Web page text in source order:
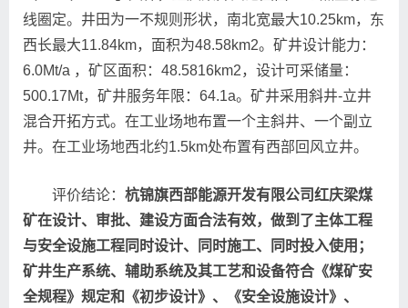
线圈定。井田为一不规则形状，南北宽最大10.25km，东
西长最大11.84km，面积为48.58km2。矿井设计能力：
6.0Mt/a ，矿区面积：48.5816km2，设计可采储量：
500.17Mt，矿井服务年限：64.1a。矿井采用斜井-立井
混合开拓方式。在工业场地布置一个主斜井、一个副立
井。在工业场地西北约1.5km处布置有西部回风立井。
评价结论： 杭锦旗西部能源开发有限公司红庆梁煤
矿在设计、审批、建设方面合法有效，做到了主体工程
与安全设施工程同时设计、同时施工、同时投入使用；
矿井生产系统、辅助系统及其工艺和设备符合《煤矿安
全规程》规定和《初步设计》、《安全设施设计》、